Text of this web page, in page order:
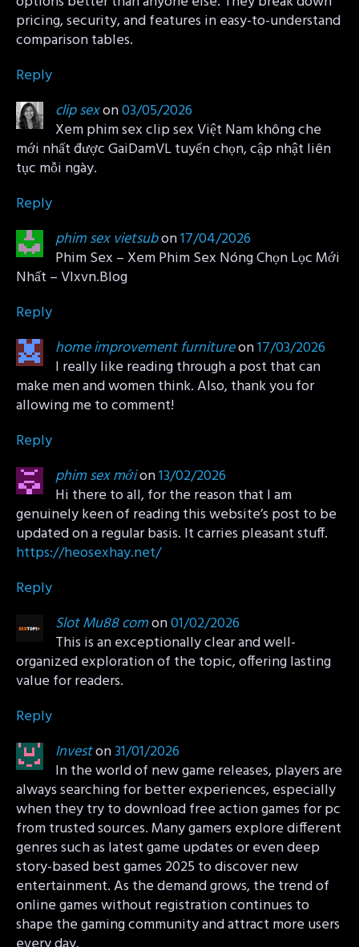
pricing, security, and features in easy-to-understand
comparison tables.
Reply
clip sexon03/05/2026
Xem phim sex clip sex Việt Nam không che
mới nhất được GaiDamVL tuyển chọn, cập nhật liên
tục mỗi ngày.
Reply
phim sex vietsubon17/04/2026
Phim Sex – Xem Phim Sex Nóng Chọn Lọc Mới
Nhất – Vlxvn.Blog
Reply
home improvement furnitureon17/03/2026
I really like reading through a post that can
make men and women think. Also, thank you for
allowing me to comment!
Reply
phim sex mớion13/02/2026
Hi there to all, for the reason that I am
genuinely keen of reading this website’s post to be
updated on a regular basis. It carries pleasant stuff.
https://heosexhay.net/
Reply
Slot Mu88 comon01/02/2026
This is an exceptionally clear and well-
organized exploration of the topic, offering lasting
value for readers.
Reply
Investon31/01/2026
In the world of new game releases, players are
always searching for better experiences, especially
when they try to download free action games for pc
from trusted sources. Many gamers explore different
genres such as latest game updates or even deep
story-based best games 2025 to discover new
entertainment. As the demand grows, the trend of
online games without registration continues to
shape the gaming community and attract more users